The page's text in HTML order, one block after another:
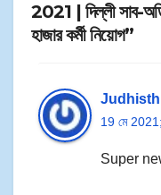
2021 | দিল্লী সাব-
হাজার কর্মী নিয়োগ”
19 মে
Super